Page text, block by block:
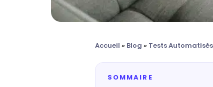
Accueil » Blog » Tests
SOMMAIRE